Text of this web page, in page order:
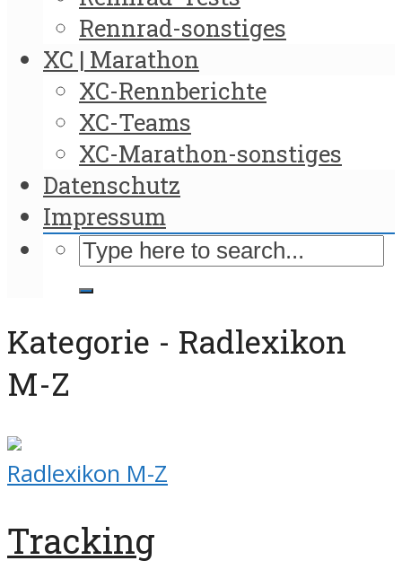
Rennrad-sonstiges
XC | Marathon
XC-Rennberichte
XC-Teams
XC-Marathon-sonstiges
Datenschutz
Impressum
Kategorie - Radlexikon
M-Z
Radlexikon M-Z
Tracking